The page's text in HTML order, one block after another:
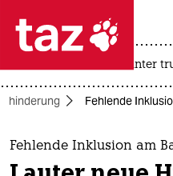
 taz
taz zahl
themen
usa unter
Fehlende
Fehlende Inklusion am